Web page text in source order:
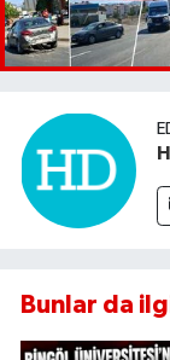
Bunlar da